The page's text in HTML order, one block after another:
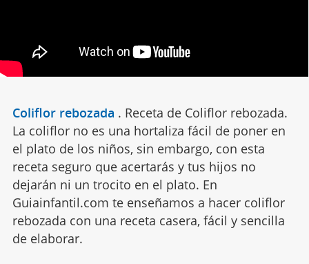
Coliflor rebozada . Receta de Coliflor rebozada.
La coliflor no es una hortaliza fácil de poner en
el plato de los niños, sin embargo, con esta
receta seguro que acertarás y tus hijos no
dejarán ni un trocito en el plato. En
Guiainfantil.com te enseñamos a hacer coliflor
rebozada con una receta casera, fácil y sencilla
de elaborar.